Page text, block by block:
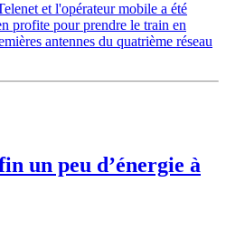
et l'opérateur mobile a été
profite pour prendre le train en
antennes du quatrième réseau
un peu d’énergie à